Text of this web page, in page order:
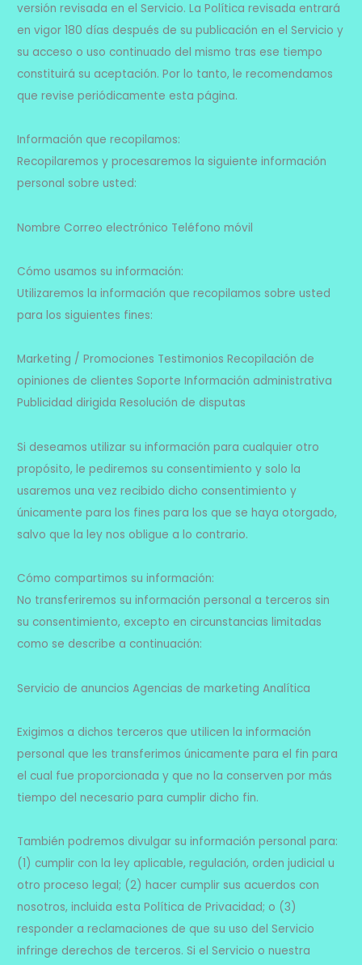
versión revisada en el Servicio. La Política revisada entrará
en vigor 180 días después de su publicación en el Servicio y
su acceso o uso continuado del mismo tras ese tiempo
constituirá su aceptación. Por lo tanto, le recomendamos
que revise periódicamente esta página.
Información que recopilamos:
Recopilaremos y procesaremos la siguiente información
personal sobre usted:
Nombre Correo electrónico Teléfono móvil
Cómo usamos su información:
Utilizaremos la información que recopilamos sobre usted
para los siguientes fines:
Marketing / Promociones Testimonios Recopilación de
opiniones de clientes Soporte Información administrativa
Publicidad dirigida Resolución de disputas
Si deseamos utilizar su información para cualquier otro
propósito, le pediremos su consentimiento y solo la
usaremos una vez recibido dicho consentimiento y
únicamente para los fines para los que se haya otorgado,
salvo que la ley nos obligue a lo contrario.
Cómo compartimos su información:
No transferiremos su información personal a terceros sin
su consentimiento, excepto en circunstancias limitadas
como se describe a continuación:
Servicio de anuncios Agencias de marketing Analítica
Exigimos a dichos terceros que utilicen la información
personal que les transferimos únicamente para el fin para
el cual fue proporcionada y que no la conserven por más
tiempo del necesario para cumplir dicho fin.
También podremos divulgar su información personal para:
(1) cumplir con la ley aplicable, regulación, orden judicial u
otro proceso legal; (2) hacer cumplir sus acuerdos con
nosotros, incluida esta Política de Privacidad; o (3)
responder a reclamaciones de que su uso del Servicio
infringe derechos de terceros. Si el Servicio o nuestra